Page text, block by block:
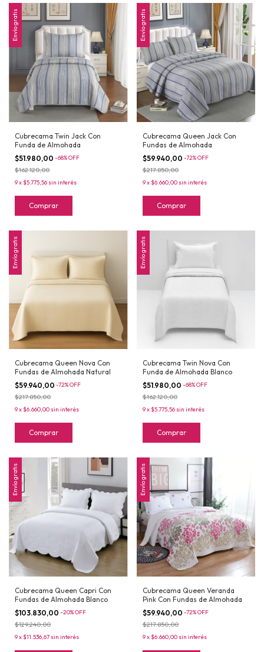
Envío gratis
Cubrecama Twin Jack Con
Funda de Almohada
$51.980,00 -68%OFF
$162.120,00
9x$5.775,56 sin interés
Comprar
Envío gratis
Cubrecama Queen Jack Con
Fundas de Almohada
$59.940,00 -72%OFF
$217.850,00
9x$6.660,00 sin interés
Comprar
Envío gratis
Cubrecama Queen Nova Con
Fundas de Almohada Natural
$59.940,00 -72%OFF
$217.850,00
9x$6.660,00 sin interés
Comprar
Envío gratis
Cubrecama Twin Nova Con
Funda de Almohada Blanco
$51.980,00 -68%OFF
$162.120,00
9x$5.775,56 sin interés
Comprar
Envío gratis
Cubrecama Queen Capri Con
Fundas de Almohada Blanco
$103.830,00 -20%OFF
$129.240,00
9x$11.536,67 sin interés
Envío gratis
Cubrecama Queen Veranda
Pink Con Fundas de Almohada
$59.940,00 -72%OFF
$217.850,00
9x$6.660,00 sin interés